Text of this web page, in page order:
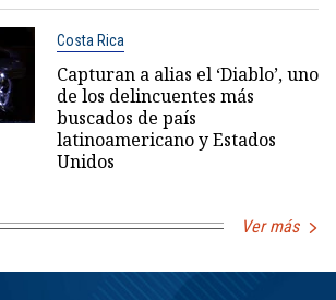
Costa Rica
Capturan a alias el ‘Diablo’, uno
de los delincuentes más
buscados de país
latinoamericano y Estados
Unidos
Ver más